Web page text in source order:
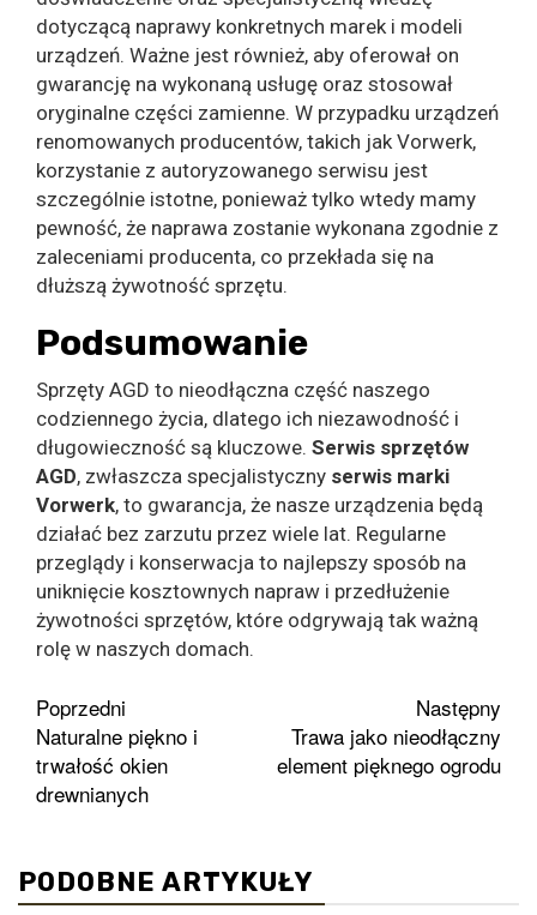
dotyczącą naprawy konkretnych marek i modeli
urządzeń. Ważne jest również, aby oferował on
gwarancję na wykonaną usługę oraz stosował
oryginalne części zamienne. W przypadku urządzeń
renomowanych producentów, takich jak Vorwerk,
korzystanie z autoryzowanego serwisu jest
szczególnie istotne, ponieważ tylko wtedy mamy
pewność, że naprawa zostanie wykonana zgodnie z
zaleceniami producenta, co przekłada się na
dłuższą żywotność sprzętu.
Podsumowanie
Sprzęty AGD to nieodłączna część naszego
codziennego życia, dlatego ich niezawodność i
długowieczność są kluczowe. Serwis sprzętów
AGD, zwłaszcza specjalistyczny serwis marki
Vorwerk, to gwarancja, że nasze urządzenia będą
działać bez zarzutu przez wiele lat. Regularne
przeglądy i konserwacja to najlepszy sposób na
uniknięcie kosztownych napraw i przedłużenie
żywotności sprzętów, które odgrywają tak ważną
rolę w naszych domach.
Zobacz
wpisy
Poprzedni
Naturalne piękno i
trwałość okien
drewnianych
Następny
Trawa jako nieodłączny
element pięknego ogrodu
PODOBNE ARTYKUŁY